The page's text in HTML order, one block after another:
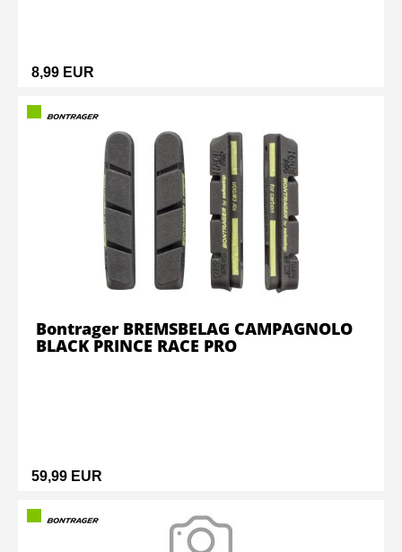
8,99 EUR
59,99 EUR
Bontrager BREMSBELAG CAMPAGNOLO
BLACK PRINCE RACE PRO